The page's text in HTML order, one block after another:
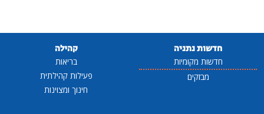
חדשות נתניה
חדשות מקומיות
מבזקים
קהילה
בריאות
פעילות קהילתית
חינוך ומצוינות